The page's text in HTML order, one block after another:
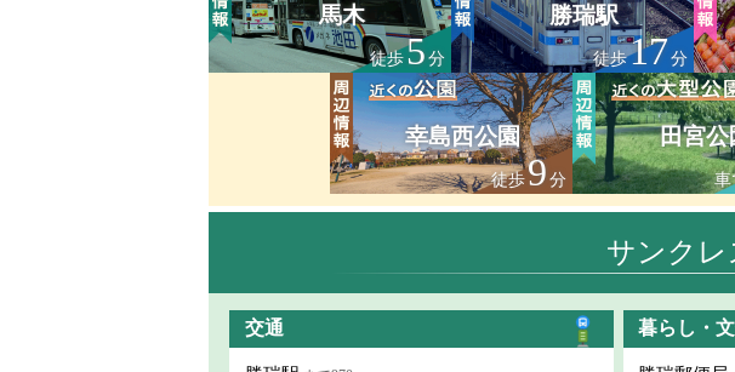
馬木
徒歩5分
勝瑞駅
徒歩17分
幸島西公園
徒歩9分
田宮公
車
サンクレ
交通 暮らし・